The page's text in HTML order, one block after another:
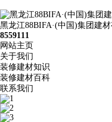
黑龙江88BIFA·(中国)集团建
8559111
网站主页
关于我们
装修建材知识
装修建材百科
联系我们